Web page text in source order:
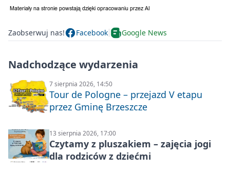
Zaobserwuj nas! Facebook Google News
Nadchodzące wydarzenia
7 sierpnia 2026, 14:50
Tour de Pologne – przejazd V etapu
przez Gminę Brzeszcze
13 sierpnia 2026, 17:00
Czytamy z pluszakiem – zajęcia jogi
dla rodziców z dziećmi